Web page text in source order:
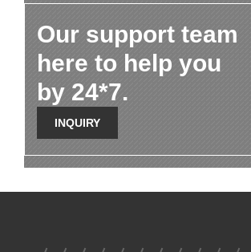
Our support team
here to help you
by 24*7.
INQUIRY